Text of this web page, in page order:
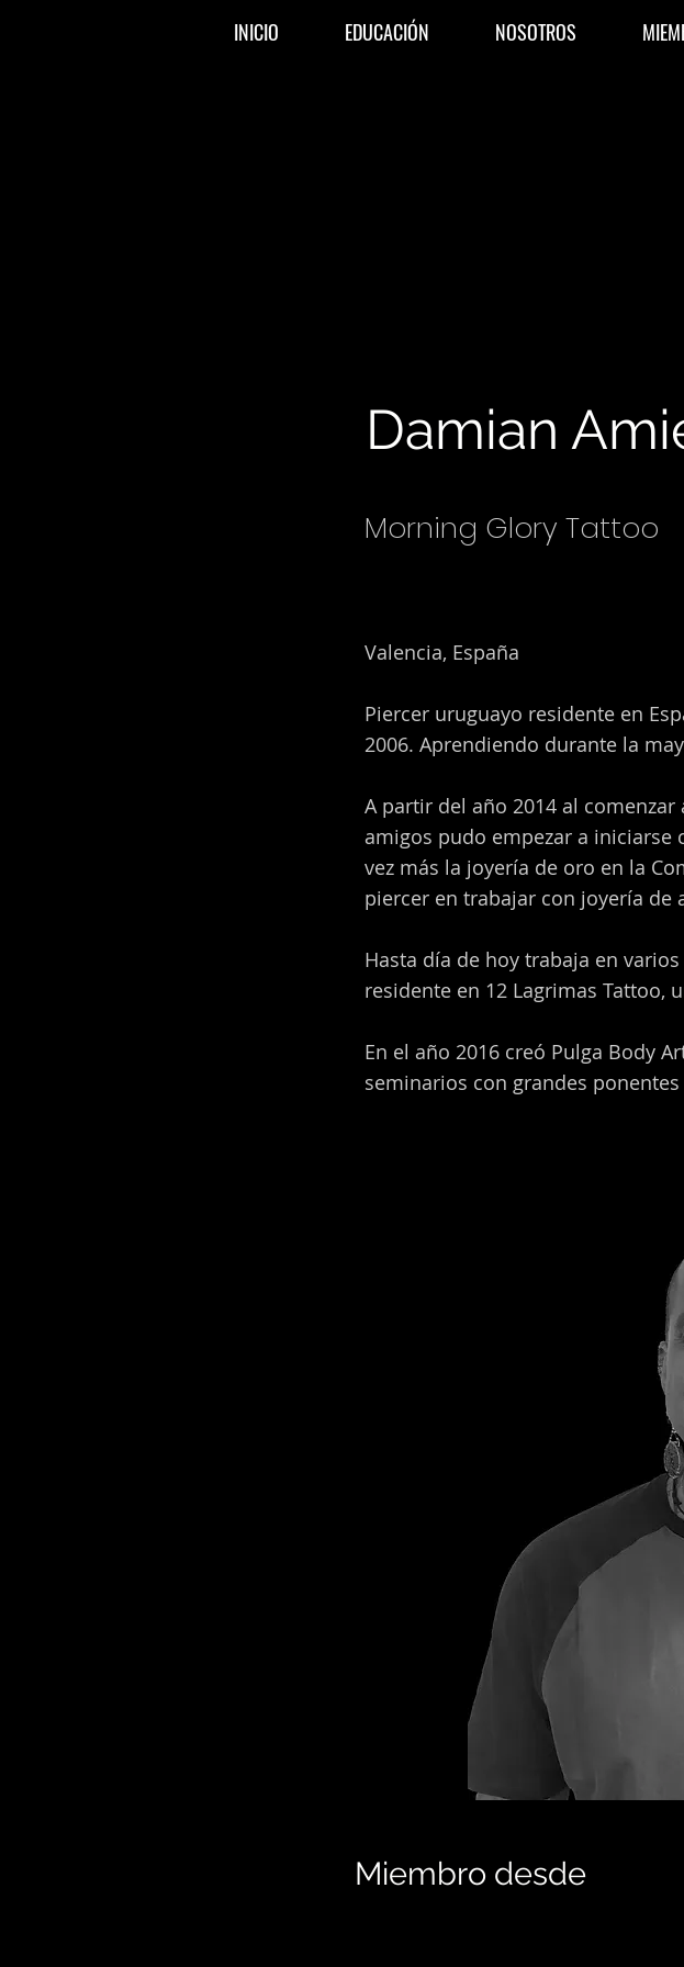
INICIO EDUCACIÓN NOSOTROS
Damian
Morning Glory Tattoo
Valencia, España
Piercer uruguayo residente en
2006. Aprendiendo durante la
A partir del año 2014 al
amigos pudo empezar a
vez más la joyería de oro en la
piercer en trabajar con joyería de
Hasta día de hoy trabaja en
residente en 12 Lagrimas Tattoo,
En el año 2016 creó Pulga Body
seminarios con grandes
Miembro desde